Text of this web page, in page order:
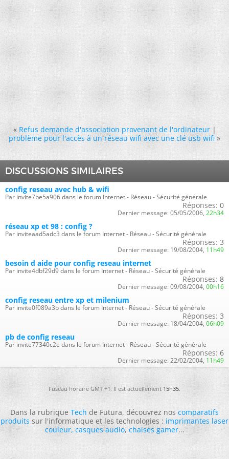
« Refus demande d'association provenant de l'ordinateur|
problème pour l'accès à un réseau wifi avec une clé usb wifi »
DISCUSSIONS SIMILAIRES
config reseau avec hub & wifi
Par invite7be5a906 dans le forum Internet - Réseau - Sécurité générale
Réponses: 0
Dernier message: 05/05/2006, 22h34
réseau xp et 98 : config ?
Par inviteaad5adc3 dans le forum Internet - Réseau - Sécurité générale
Réponses: 3
Dernier message: 19/08/2004, 11h49
besoin d aide pour config reseau internet
Par invite4dbf29d9 dans le forum Internet - Réseau - Sécurité générale
Réponses: 8
Dernier message: 09/08/2004, 00h16
config reseau entre xp et milenium
Par invite0f089a3b dans le forum Internet - Réseau - Sécurité générale
Réponses: 3
Dernier message: 18/04/2004, 06h09
pb de config reseau
Par invite77340c2e dans le forum Internet - Réseau - Sécurité générale
Réponses: 6
Dernier message: 22/02/2004, 11h49
Fuseau horaire GMT +1. Il est actuellement15h35.
Dans la rubriqueTechde Futura, découvrez noscomparatifs
produitssur l'informatique et les technologies :imprimantes laser
couleur,casques audio,chaises gamer...